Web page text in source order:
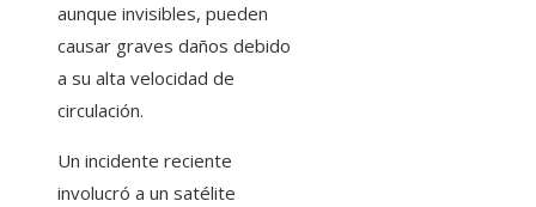
aunque invisibles, pueden
causar graves daños debido
a su alta velocidad de
circulación.
Un incidente reciente
involucró a un satélite